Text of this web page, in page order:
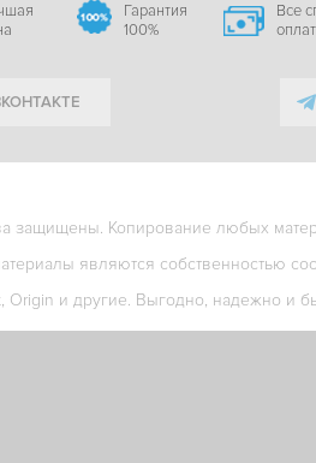
Гарантия
100%
Все
защищены. Копирование любых
являются собственностью
Origin и другие. Выгодно, надежно и